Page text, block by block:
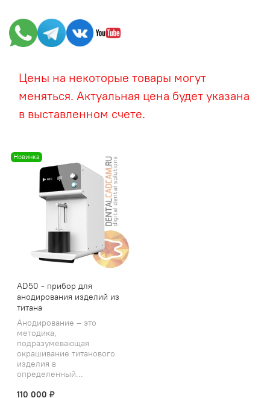
Цены на некоторые товары могут
меняться. Актуальная цена будет указана
в выставленном счете.
Новинка
AD50 - прибор для
анодирования изделий из
титана
Анодирование – это
методика,
подразумевающая
окрашивание титанового
изделия в
определенный...
110 000 ₽